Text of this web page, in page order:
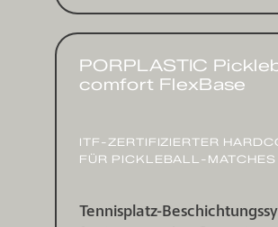
PORPLASTIC
comfort FlexBase
ITF-ZERTI­FIZIERTER
FÜR PICKLEBALL-MATCHES
Tennisplatz-